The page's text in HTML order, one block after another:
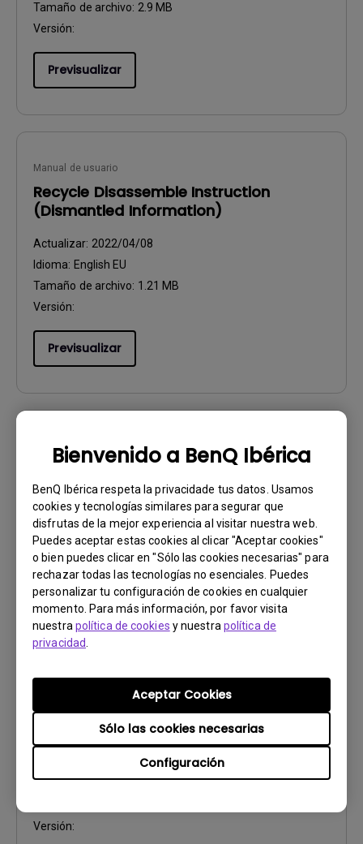
Bienvenido a BenQ Ibérica
BenQ Ibérica respeta la privacidade tus datos. Usamos
cookies y tecnologías similares para segurar que
disfrutas de la mejor experiencia al visitar nuestra web.
Puedes aceptar estas cookies al clicar "Aceptar cookies"
o bien puedes clicar en "Sólo las cookies necesarias" para
rechazar todas las tecnologías no esenciales. Puedes
personalizar tu configuración de cookies en cualquier
momento. Para más información, por favor visita
nuestra política de cookies y nuestra política de
privacidad
Configuración
Sólo las cookies necesarias
Aceptar Cookies
Tamaño de archivo: 2.9 MB
Versión:
Previsualizar
Manual de usuario
Recycle Disassemble Instruction
(Dismantled Information)
Actualizar: 2022/04/08
Idioma: English EU
Tamaño de archivo: 1.21 MB
Versión:
Previsualizar
Manual de usuario
Actualizar:2026/08/07
Idioma:General
Tamaño de archivo:752.9 KB
Versión:
Previsualizar
Resolución de archivo
2024/09/20
Idioma:European Spanish
Versión: